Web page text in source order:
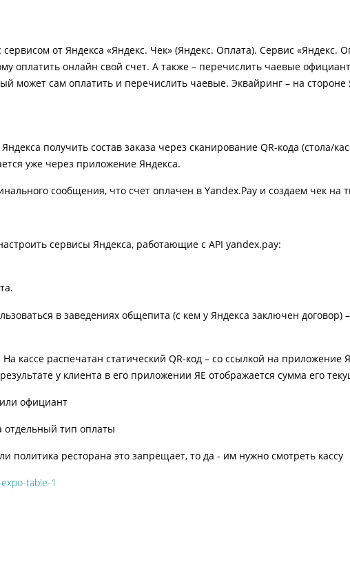
от Яндекса «Яндекс. Чек» (Яндекс. Оплата). Сервис «Яндекс.
оплатить онлайн свой счет. А также – перечислить чаевые
может сам оплатить и перечислить чаевые. Эквайринг – на стороне
получить состав заказа через сканирование QR-кода (стола/
уже через приложение Яндекса.
сообщения, что счет оплачен в Yandex.Pay и создаем чек на
сервисы Яндекса, работающие с API yandex.pay:
в заведениях общепита (с кем у Яндекса заключен
кассе распечатан статический QR-код – со ссылкой на
у клиента в его приложении ЯЕ отображается сумма его
официант
отдельный тип оплаты
политика ресторана это запрещает, то да - им нужно смотреть кассу
table-1